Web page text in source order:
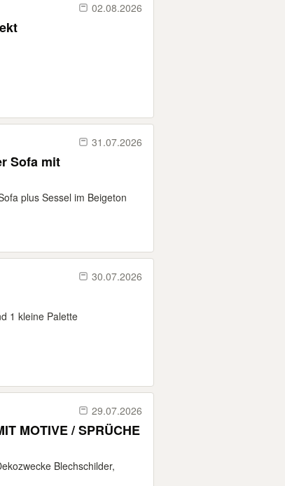
02.08.2026
31.07.2026
Sofa mit
plus Sessel im Beigeton
30.07.2026
1 kleine Palette
29.07.2026
MOTIVE / SPRÜCHE
Blechschilder,